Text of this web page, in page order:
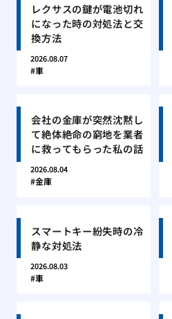
レクサスの鍵が電池切れ
になった時の対処法と交
換方法
2026.08.07
車
会社の金庫が突然沈黙し
て絶体絶命の窮地を業者
に救ってもらった私の話
2026.08.04
金庫
スマートキー紛失時の冷
静な対処法
2026.08.03
車